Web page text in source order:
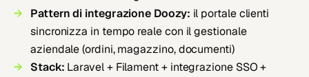
Pattern di integrazione Doozy: il portale clienti
sincronizza in tempo reale con il gestionale
aziendale (ordini, magazzino, documenti)
Stack: Laravel + Filament + integrazione SSO +